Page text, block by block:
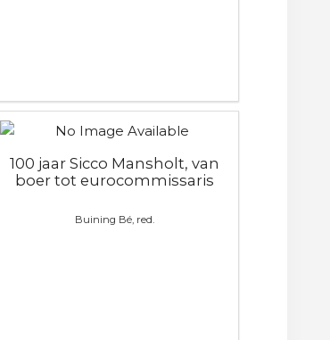
100 jaar Sicco Mansholt, van
boer tot eurocommissaris
Buining Bé, red.